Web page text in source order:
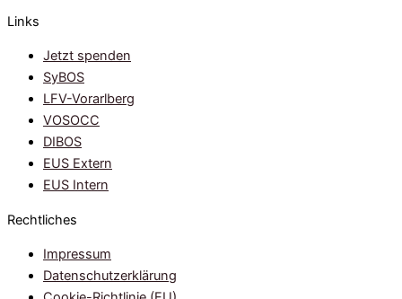
Links
Jetzt spenden
SyBOS
LFV-Vorarlberg
VOSOCC
DIBOS
EUS Extern
EUS Intern
Rechtliches
Impressum
Datenschutzerklärung